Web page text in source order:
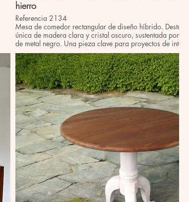
hierro
Referencia 2134
Mesa de comedor rectangular de diseño híbrido.
única de madera clara y cristal oscuro, sustentada por
de metal negro. Una pieza clave para proyectos de
un mueble de gran impacto visual y durabilidad. Ideal
modernos o salas de reuniones elegantes.